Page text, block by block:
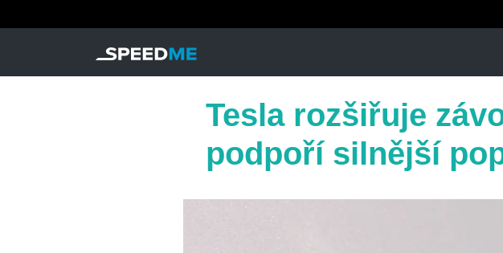
Tesla rozšiřuje
podpoří silnější